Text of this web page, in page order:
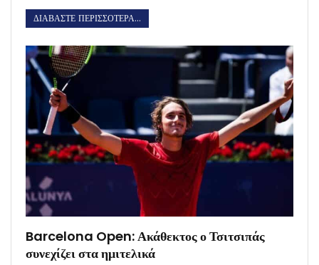
ΔΙΑΒΑΣΤΕ ΠΕΡΙΣΣΟΤΕΡΑ...
Barcelona Open: Ακάθεκτος ο Τσιτσιπάς
συνεχίζει στα ημιτελικά